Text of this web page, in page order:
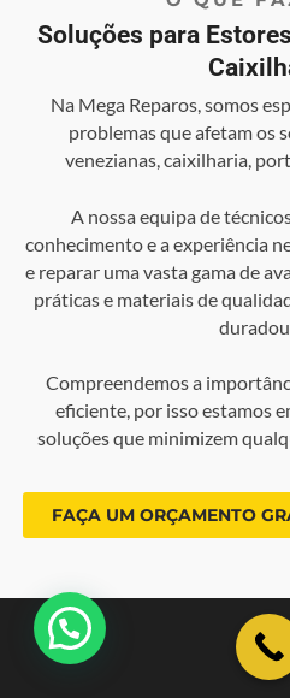
Soluções para
Na Mega Reparos, somos
problemas que afetam os
venezianas, caixilharia,
A nossa equipa de
conhecimento e a experiência
e reparar uma vasta gama de
práticas e materiais de
Compreendemos a
eficiente, por isso estamos
soluções que minimizem
FAÇA UM ORÇAMENTO
💬 Como